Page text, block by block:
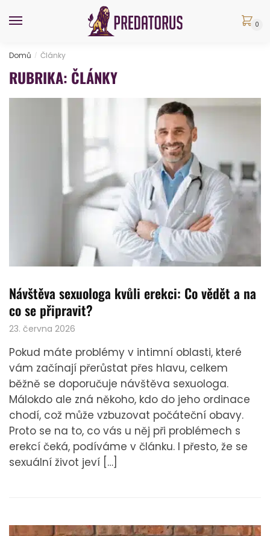
to
to
0
Domů / Články
RUBRIKA: ČLÁNKY
Návštěva sexuologa kvůli erekci: Co vědět a na
co se připravit?
23. června 2026
Pokud máte problémy v intimní oblasti, které
vám začínají přerůstat přes hlavu, celkem
běžně se doporučuje návštěva sexuologa.
Málokdo ale zná někoho, kdo do jeho ordinace
chodí, což může vzbuzovat počáteční obavy.
Proto se na to, co vás u něj při problémech s
erekcí čeká, podíváme v článku. I přesto, že se
sexuální život jeví […]